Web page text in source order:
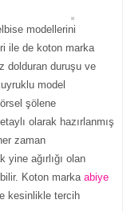
modellerini
ile de koton marka
dolduran duruşu ve
model
şölene
olarak hazırlanmış
zaman
ağırlığı olan
Koton marka abiye
kesinlikle tercih